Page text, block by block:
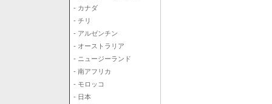
- カナダ
- チリ
- アルゼンチン
- オーストラリア
- ニュージーランド
- 南アフリカ
- モロッコ
- 日本